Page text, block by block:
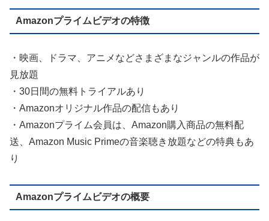
Amazonプライムビデオの特徴
・映画、ドラマ、アニメなどさまざまなジャンルの作品が
見放題
・30日間の無料トライアルあり
・Amazonオリジナル作品の配信もあり
・Amazonプライム会員は、Amazon購入商品の無料配
送、Amazon Music Primeの音楽聴き放題などの特典もあ
り
Amazonプライムビデオの概要